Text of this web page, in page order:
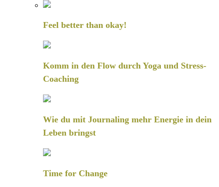
Feel better than okay!
Komm in den Flow durch Yoga und Stress-
Coaching
Wie du mit Journaling mehr Energie in dein
Leben bringst
Time for Change